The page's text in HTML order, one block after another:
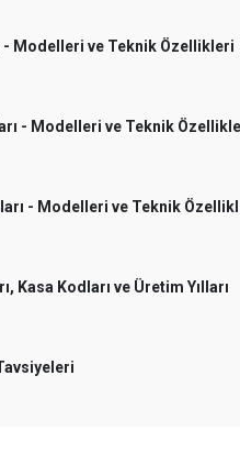
- Modelleri ve Teknik Özellikleri
- Modelleri ve Teknik
- Modelleri ve Teknik
Kasa Kodları ve Üretim Yılları